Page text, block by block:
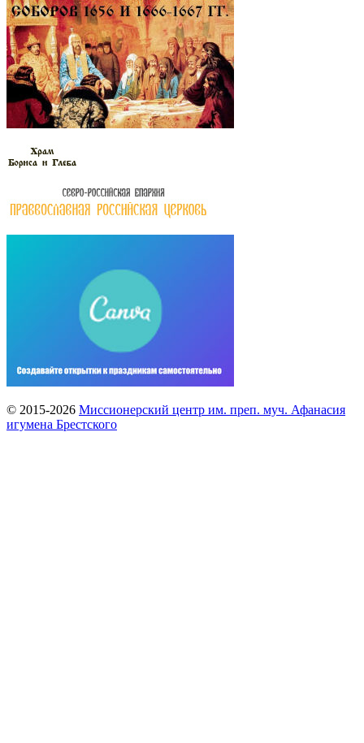
© 2015-2026 Миссионерский центр им. преп. муч. Афанасия
игумена Брестского